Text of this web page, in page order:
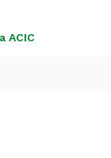
ACIC